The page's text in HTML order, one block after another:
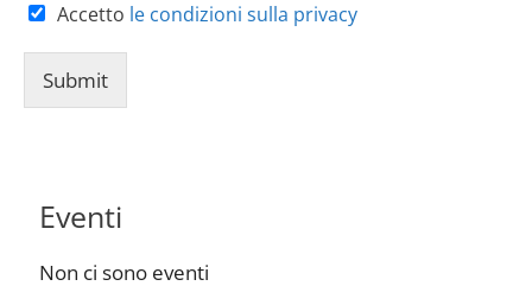
Accetto le condizioni sulla privacy
Submit
Eventi
Non ci sono eventi